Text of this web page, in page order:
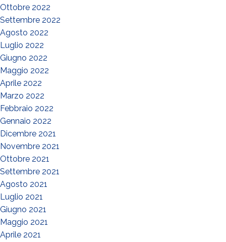
Ottobre 2022
Settembre 2022
Agosto 2022
Luglio 2022
Giugno 2022
Maggio 2022
Aprile 2022
Marzo 2022
Febbraio 2022
Gennaio 2022
Dicembre 2021
Novembre 2021
Ottobre 2021
Settembre 2021
Agosto 2021
Luglio 2021
Giugno 2021
Maggio 2021
Aprile 2021